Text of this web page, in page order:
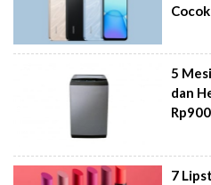
5
dan
7